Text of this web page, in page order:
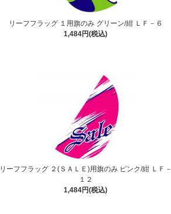
リーフフラッグ １用旗のみ グリーン/紺 ＬＦ－６
1,484円(税込)
リーフフラッグ ２(ＳＡＬＥ)用旗のみ ピンク/紺 ＬＦ－
１２
1,484円(税込)